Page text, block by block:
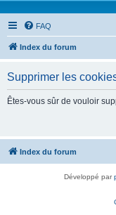
FAQ
Index du forum
Supprimer les
Êtes-vous sûr de vouloir
Index du forum
Développé par